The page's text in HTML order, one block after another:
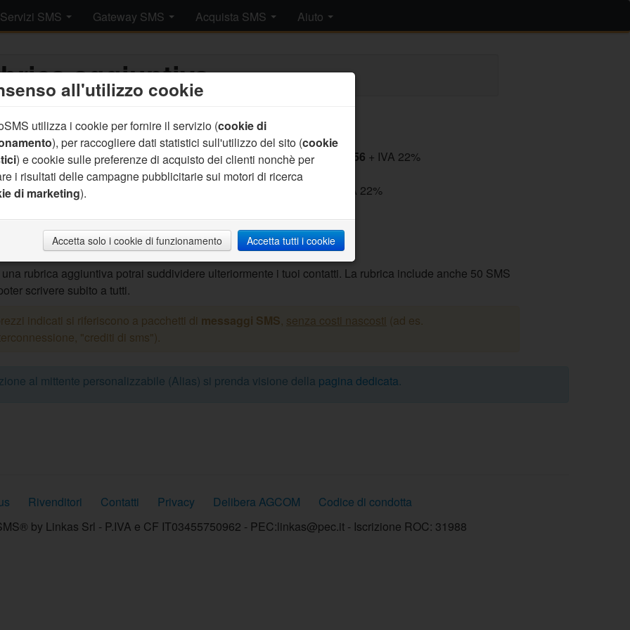
Servizi SMS Gateway SMS Acquista SMS Aiuto
all'utilizzo cookie
utilizza i cookie per fornire il servizio (cookie di
), per raccogliere dati statistici sull'utilizzo del sito (cookie
) e cookie sulle preferenze di acquisto dei clienti nonchè per
i risultati delle campagne pubblicitarie sui motori di ricerca
di marketing).
Accetta solo i cookie di funzionamento Accetta tutti i cookie
aggiuntiva
Aggiungi al carrello
Prezzo pacchetto: 14.56 + IVA 22%
(17.76 IVA Incl.)
+ IVA 22%
rubrica aggiuntiva potrai suddividere ulteriormente i tuoi contatti. La rubrica include anche 50 SMS
scrivere subito a tutti.
indicati si riferiscono a pacchetti di messaggi SMS, senza costi nascosti (ad es.
"crediti di sms").
al mittente personalizzabile (Alias) si prenda visione della pagina dedicata.
Rivenditori Contatti Privacy Delibera AGCOM
Codice di condotta
by Linkas Srl - P.IVA e CF IT03455750962 - PEC:linkas@pec.it - Iscrizione ROC: 31988